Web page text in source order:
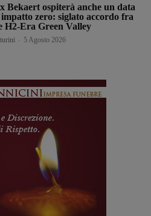
Bekaert ospiterà anche un data
zero: siglato accordo fra
H2-Era Green Valley
5 Agosto 2026